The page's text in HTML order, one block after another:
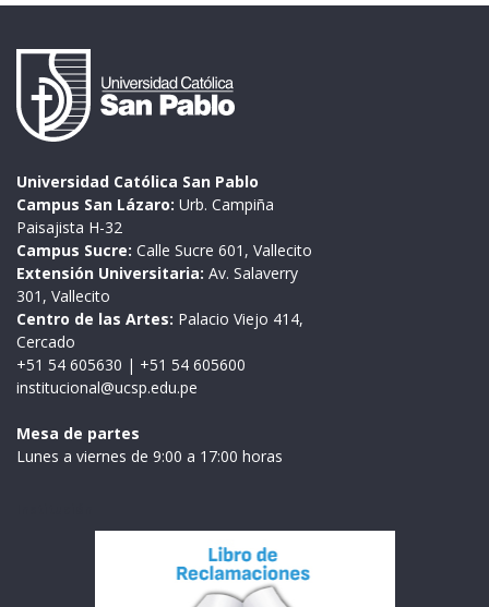
Universidad Católica San Pablo
Campus San Lázaro: Urb. Campiña
Paisajista H-32
Campus Sucre: Calle Sucre 601, Vallecito
Extensión Universitaria: Av. Salaverry
301, Vallecito
Centro de las Artes: Palacio Viejo 414,
Cercado
+51 54 605630 | +51 54 605600
institucional@ucsp.edu.pe
Mesa de partes
Lunes a viernes de 9:00 a 17:00 horas